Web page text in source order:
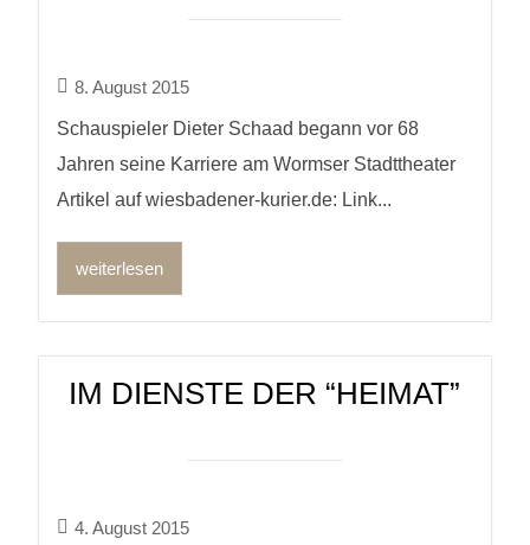
8. August 2015
Schauspieler Dieter Schaad begann vor 68
Jahren seine Karriere am Wormser Stadttheater
Artikel auf wiesbadener-kurier.de: Link...
weiterlesen
IM DIENSTE DER “HEIMAT”
4. August 2015